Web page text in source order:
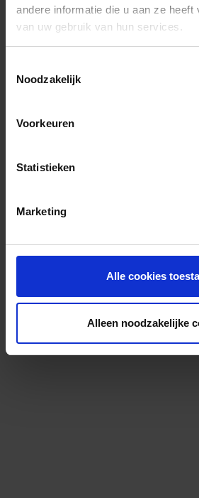
andere informatie die u aan ze heeft
van uw gebruik van hun services.
Noodzakelijk
Voorkeuren
Statistieken
Marketing
Alle cookies
Alleen noodzakelijke